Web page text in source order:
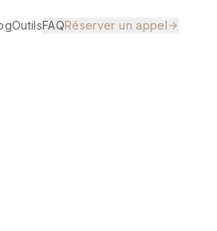
OutilsFAQRéserver un appel